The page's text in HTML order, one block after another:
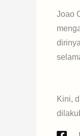
Joao
Kini,